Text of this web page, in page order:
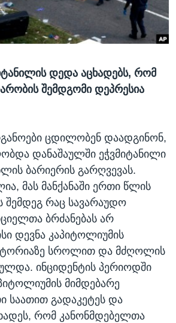
დედა აცხადებს, რომ
შემდგომი დეპრესია
ცდილობენ დაადგინონ,
დანაშაულში ეჭვმიტანილი
ბარიერის გარღვევას.
მას მანქანაში ერთი წლის
შემდეგ რაც სავარაუდო
ბრძანებას არ
დევნა კაპიტოლიუმის
სროლით და მძღოლის
ინციდენტის პერიოდში
მიმდებარე
საათით გადაკეტეს და
რომ კანონმდებელთა